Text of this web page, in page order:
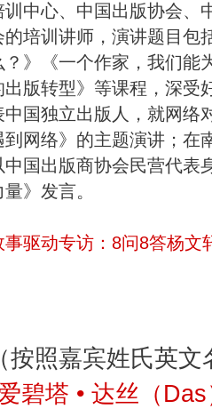
训中心、中国出版协会、
的培训讲师，演讲题目包
？》《一个作家，我们能
出版转型》等课程，深受
中国独立出版人，就网络
到网络》的主题演讲；在
中国出版商协会民营代表
量》发言。
事驱动专访：8问8答杨文
按照嘉宾姓氏英文
碧塔 • 达丝（